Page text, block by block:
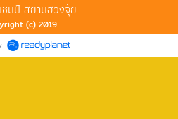
ชมป์ สยามฮวงจุ้ย
(c) 2019